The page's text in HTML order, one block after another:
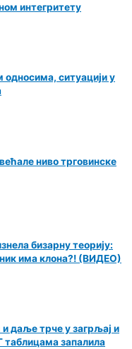
интегритету
ситуацији у
ниво трговинске
бизарну теорију:
има клона?! (ВИДЕО)
даље трче у загрљај и
таблицама запалила